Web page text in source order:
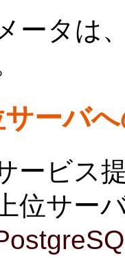
ータは
ーバ
ービス
位サー